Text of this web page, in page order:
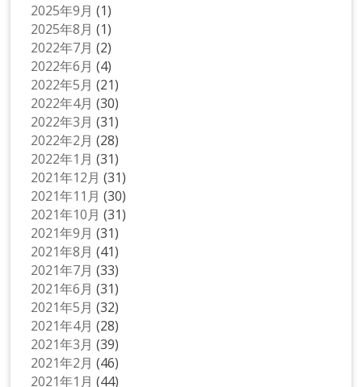
2025年9月 (1)
2025年8月 (1)
2022年7月 (2)
2022年6月 (4)
2022年5月 (21)
2022年4月 (30)
2022年3月 (31)
2022年2月 (28)
2022年1月 (31)
2021年12月 (31)
2021年11月 (30)
2021年10月 (31)
2021年9月 (31)
2021年8月 (41)
2021年7月 (33)
2021年6月 (31)
2021年5月 (32)
2021年4月 (28)
2021年3月 (39)
2021年2月 (46)
2021年1月 (44)